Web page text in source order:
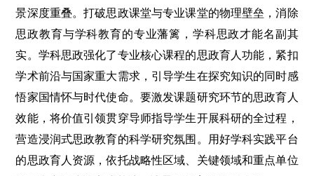
景深度重叠。打破思政课堂与专业课堂的物理壁垒，消除
思政教育与学科教育的专业藩篱，学科思政才能名副其
实。学科思政强化了专业核心课程的思政育人功能，紧扣
学术前沿与国家重大需求，引导学生在探究知识的同时感
悟家国情怀与时代使命。要激发课题研究环节的思政育人
效能，将价值引领贯穿导师指导学生开展科研的全过程，
营造浸润式思政教育的科学研究氛围。用好学科实践平台
的思政育人资源，依托战略性区域、关键领域和重点单位